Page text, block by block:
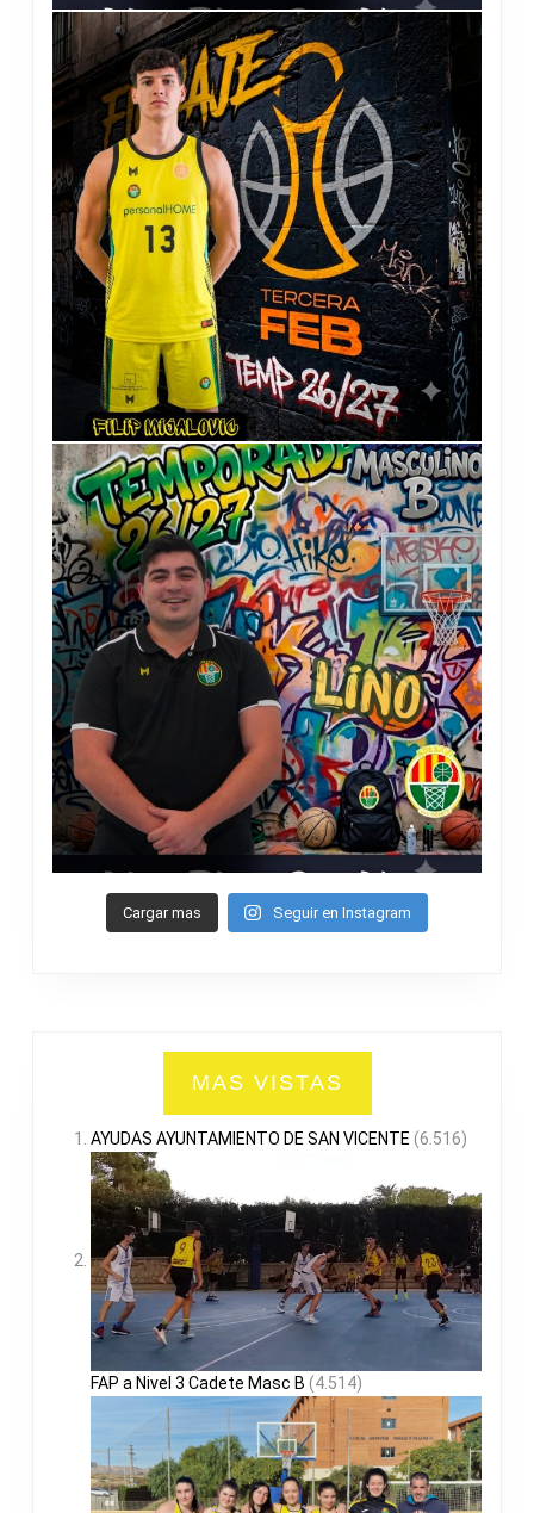
Cargar mas Seguir en Instagram
MAS VISTAS
AYUDAS AYUNTAMIENTO DE SAN VICENTE (6.516)
FAP a Nivel 3 Cadete Masc B (4.514)